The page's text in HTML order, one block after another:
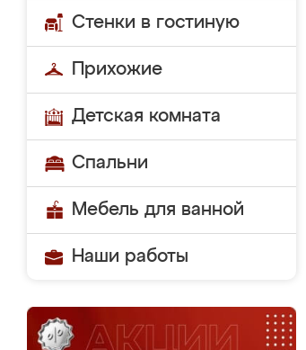
Стенки в гостиную
Прихожие
Детская комната
Спальни
Мебель для ванной
Наши работы